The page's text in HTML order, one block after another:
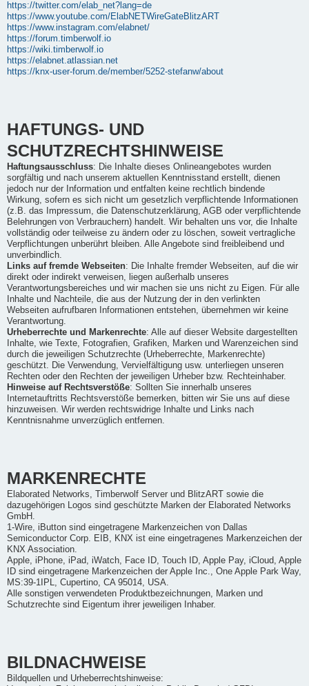
https://twitter.com/elab_net?lang=de
https://www.youtube.com/ElabNETWireGateBlitzART
https://www.instagram.com/elabnet/
https://forum.timberwolf.io
https://wiki.timberwolf.io
https://elabnet.atlassian.net
https://knx-user-forum.de/member/5252-stefanw/about
HAFTUNGS- UND
SCHUTZRECHTSHINWEISE
Haftungsausschluss: Die Inhalte dieses Onlineangebotes wurden
sorgfältig und nach unserem aktuellen Kenntnisstand erstellt, dienen
jedoch nur der Information und entfalten keine rechtlich bindende
Wirkung, sofern es sich nicht um gesetzlich verpflichtende Informationen
(z.B. das Impressum, die Datenschutzerklärung, AGB oder verpflichtende
Belehrungen von Verbrauchern) handelt. Wir behalten uns vor, die Inhalte
vollständig oder teilweise zu ändern oder zu löschen, soweit vertragliche
Verpflichtungen unberührt bleiben. Alle Angebote sind freibleibend und
unverbindlich.
Links auf fremde Webseiten: Die Inhalte fremder Webseiten, auf die wir
direkt oder indirekt verweisen, liegen außerhalb unseres
Verantwortungsbereiches und wir machen sie uns nicht zu Eigen. Für alle
Inhalte und Nachteile, die aus der Nutzung der in den verlinkten
Webseiten aufrufbaren Informationen entstehen, übernehmen wir keine
Verantwortung.
Urheberrechte und Markenrechte: Alle auf dieser Website dargestellten
Inhalte, wie Texte, Fotografien, Grafiken, Marken und Warenzeichen sind
durch die jeweiligen Schutzrechte (Urheberrechte, Markenrechte)
geschützt. Die Verwendung, Vervielfältigung usw. unterliegen unseren
Rechten oder den Rechten der jeweiligen Urheber bzw. Rechteinhaber.
Hinweise auf Rechtsverstöße: Sollten Sie innerhalb unseres
Internetauftritts Rechtsverstöße bemerken, bitten wir Sie uns auf diese
hinzuweisen. Wir werden rechtswidrige Inhalte und Links nach
Kenntnisnahme unverzüglich entfernen.
MARKENRECHTE
Elaborated Networks, Timberwolf Server und BlitzART sowie die
dazugehörigen Logos sind geschützte Marken der Elaborated Networks
GmbH.
1-Wire, iButton sind eingetragene Markenzeichen von Dallas
Semiconductor Corp. EIB, KNX ist eine eingetragenes Markenzeichen der
KNX Association.
Apple, iPhone, iPad, iWatch, Face ID, Touch ID, Apple Pay, iCloud, Apple
ID sind eingetragene Markenzeichen der Apple Inc., One Apple Park Way,
MS:39-1IPL, Cupertino, CA 95014, USA.
Alle sonstigen verwendeten Produktbezeichnungen, Marken und
Schutzrechte sind Eigentum ihrer jeweiligen Inhaber.
BILDNACHWEISE
Bildquellen und Urheberrechtshinweise: